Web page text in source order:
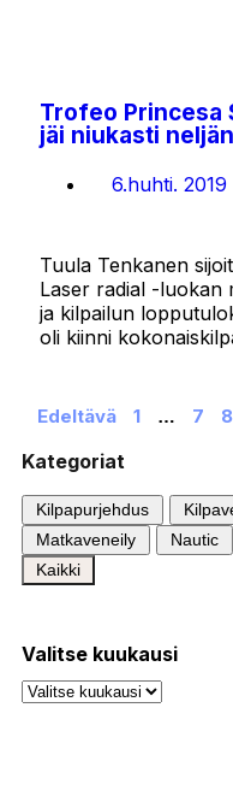
Trofeo Princesa
jäi niukasti
6.huhti. 2019
Tuula Tenkanen
Laser radial -luokan
ja kilpailun
oli kiinni
Edeltävä 1 … 7 8
Kategoriat
Kilpapurjehdus
Matkaveneily
Nautic
Kaikki
Valitse kuukausi